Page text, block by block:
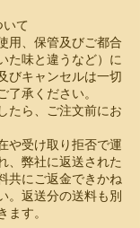
て
用、保管及びご都合
た味と違うなど）に
びキャンセルは一切
承ください。
たら、ご注文前にお
や受け取り拒否で運
、弊社に返送された
共にご返金できかね
。返送分の送料も別
す。